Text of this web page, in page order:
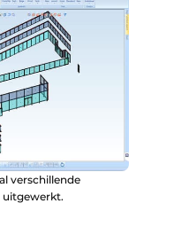
verschillende
uitgewerkt.